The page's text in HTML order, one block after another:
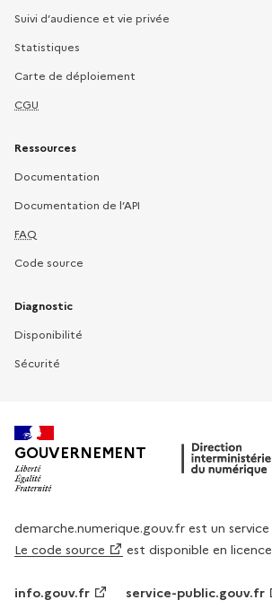
Suivi d’audience et vie privée
Statistiques
Carte de déploiement
CGU
Ressources
Documentation
Documentation de l’API
FAQ
Code source
Diagnostic
Disponibilité
Sécurité
GOUVERNEMENT
demarche.numerique.gouv.fr est un
Le code source
est disponible en
info.gouv.fr service-public.gouv.fr